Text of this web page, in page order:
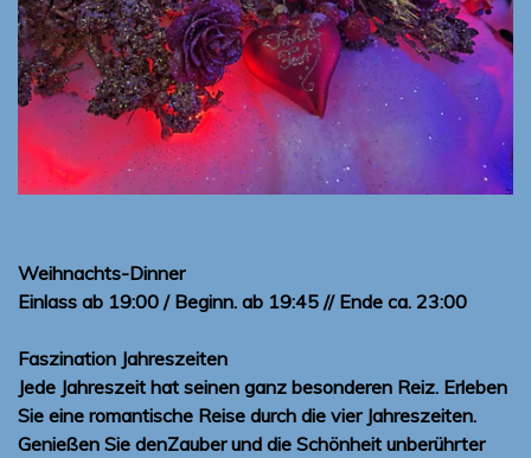
Weihnachts-Dinner
Einlass ab 19:00 / Beginn. ab 19:45 // Ende ca. 23:00
Faszination Jahreszeiten
Jede Jahreszeit hat seinen ganz besonderen Reiz. Erleben
Sie eine romantische Reise durch die vier Jahreszeiten.
Genießen Sie denZauber und die Schönheit unberührter